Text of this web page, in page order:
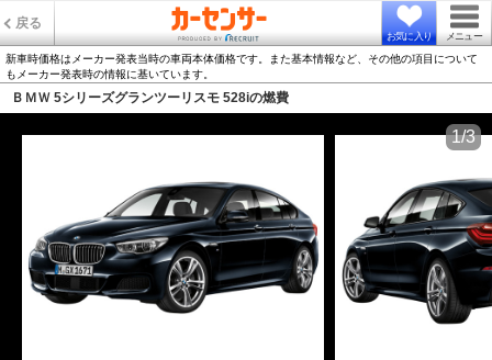
戻る
お気に入り メニュー
新車時価格はメーカー発表当時の車両本体価格です。また基本情報など、その他の項目について
もメーカー発表時の情報に基いています。
ＢＭＷ 5シリーズグランツーリスモ 528iの燃費
1/3